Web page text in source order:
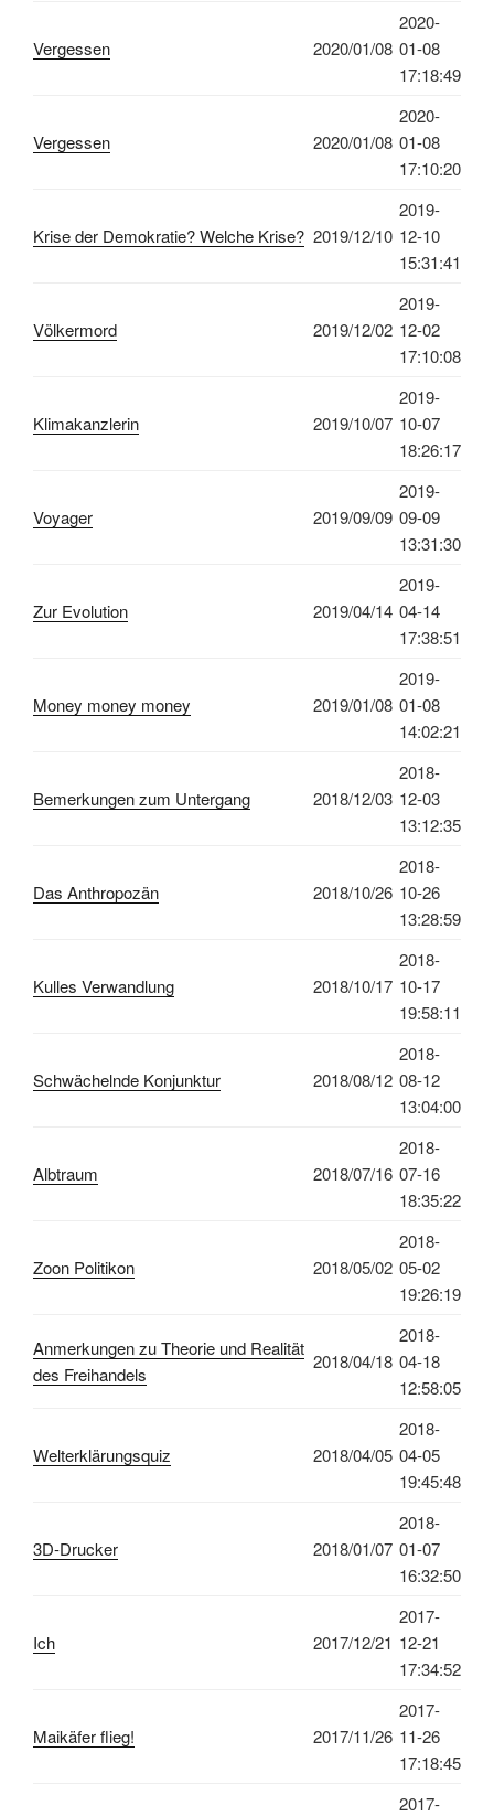
Vergessen 2020/01/08
2020-
01-08
17:18:49
Vergessen 2020/01/08
2020-
01-08
17:10:20
Krise der Demokratie? Welche Krise? 2019/12/10
2019-
12-10
15:31:41
Völkermord 2019/12/02
2019-
12-02
17:10:08
Klimakanzlerin 2019/10/07
2019-
10-07
18:26:17
Voyager 2019/09/09
2019-
09-09
13:31:30
Zur Evolution 2019/04/14
2019-
04-14
17:38:51
Money money money 2019/01/08
2019-
01-08
14:02:21
Bemerkungen zum Untergang 2018/12/03
2018-
12-03
13:12:35
Das Anthropozän 2018/10/26
2018-
10-26
13:28:59
Kulles Verwandlung 2018/10/17
2018-
10-17
19:58:11
Schwächelnde Konjunktur 2018/08/12
2018-
08-12
13:04:00
Albtraum 2018/07/16
2018-
07-16
18:35:22
Zoon Politikon 2018/05/02
2018-
05-02
19:26:19
Anmerkungen zu Theorie und Realität
des Freihandels
2018/04/18
2018-
04-18
12:58:05
Welterklärungsquiz 2018/04/05
2018-
04-05
19:45:48
3D-Drucker 2018/01/07
2018-
01-07
16:32:50
Ich 2017/12/21
2017-
12-21
17:34:52
Maikäfer flieg! 2017/11/26
2017-
11-26
17:18:45
2017-